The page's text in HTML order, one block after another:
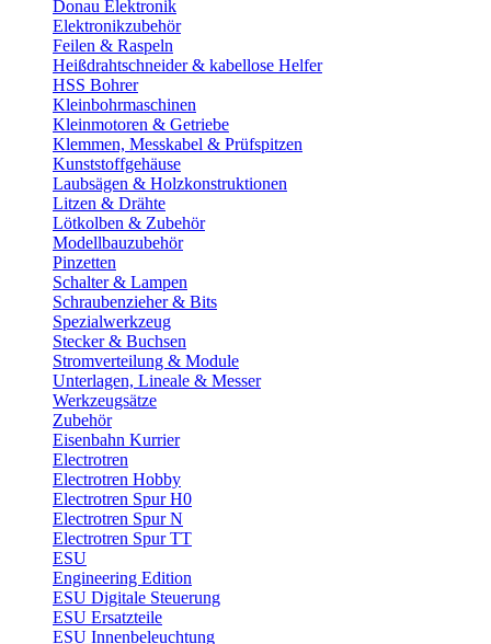
Donau Elektronik
Elektronikzubehör
Feilen & Raspeln
Heißdrahtschneider & kabellose Helfer
HSS Bohrer
Kleinbohrmaschinen
Kleinmotoren & Getriebe
Klemmen, Messkabel & Prüfspitzen
Kunststoffgehäuse
Laubsägen & Holzkonstruktionen
Litzen & Drähte
Lötkolben & Zubehör
Modellbauzubehör
Pinzetten
Schalter & Lampen
Schraubenzieher & Bits
Spezialwerkzeug
Stecker & Buchsen
Stromverteilung & Module
Unterlagen, Lineale & Messer
Werkzeugsätze
Zubehör
Eisenbahn Kurrier
Electrotren
Electrotren Hobby
Electrotren Spur H0
Electrotren Spur N
Electrotren Spur TT
ESU
Engineering Edition
ESU Digitale Steuerung
ESU Ersatzteile
ESU Innenbeleuchtung